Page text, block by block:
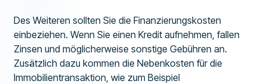
Des Weiteren sollten Sie die Finanzierungskosten
einbeziehen. Wenn Sie einen Kredit aufnehmen, fallen
Zinsen und möglicherweise sonstige Gebühren an.
Zusätzlich dazu kommen die Nebenkosten für die
Immobilientransaktion, wie zum Beispiel